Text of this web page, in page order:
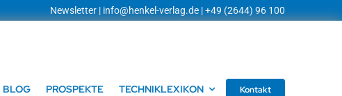
Newsletter | info@henkel-verlag.de | +49 (2644) 96 100
BLOG PROSPEKTE TECHNIKLEXIKON Kontakt